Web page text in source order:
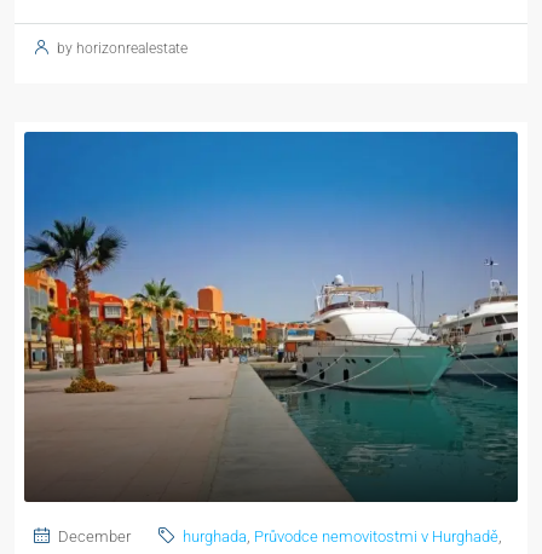
by horizonrealestate
December
hurghada, Průvodce nemovitostmi v Hurghadě,